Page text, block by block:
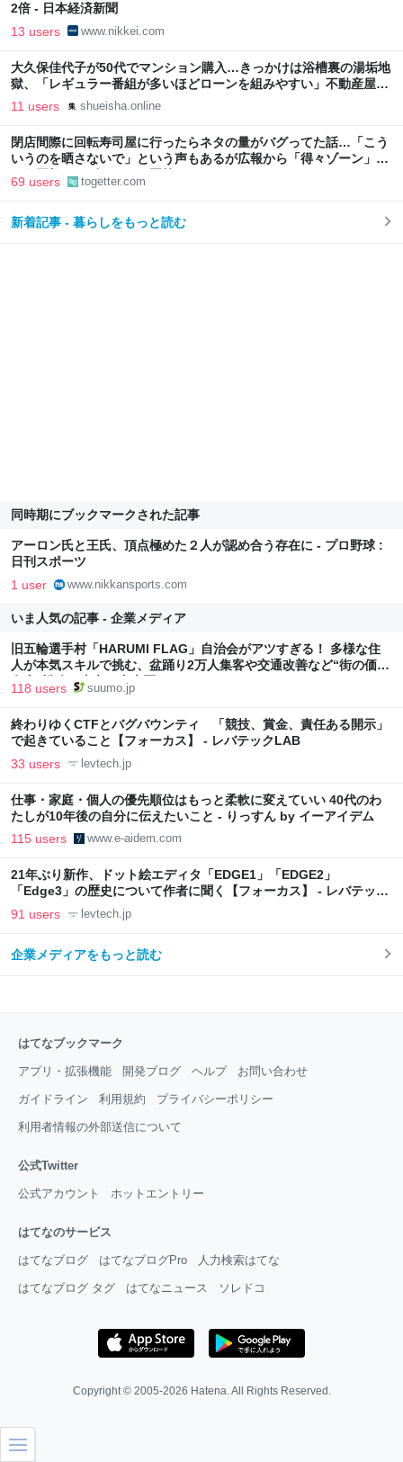
2倍 - 日本経済新聞
13 users www.nikkei.com
大久保佳代子が50代でマンション購入…きっかけは浴槽裏の湯垢地
獄、「レギュラー番組が多いほどローンを組みやすい」不動産屋に
言われた“芸能人ならではの事情” | 集英社オンライン
11 users shueisha.online
閉店間際に回転寿司屋に行ったらネタの量がバグってた話…「こう
いうのを晒さないで」という声もあるが広報から「得々ゾーン」と
いう正規サービスだとの回答も
69 users togetter.com
新着記事 - 暮らしをもっと読む
同時期にブックマークされた記事
アーロン氏と王氏、頂点極めた２人が認め合う存在に - プロ野球 :
日刊スポーツ
1 user www.nikkansports.com
いま人気の記事 - 企業メディア
旧五輪選手村「HARUMI FLAG」自治会がアツすぎる！ 多様な住
人が本気スキルで挑む、盆踊り2万人集客や交通改善など“街の価値
向上”戦略 東京・中央区
118 users suumo.jp
終わりゆくCTFとバグバウンティ 「競技、賞金、責任ある開示」
で起きていること【フォーカス】 - レバテックLAB
33 users levtech.jp
仕事・家庭・個人の優先順位はもっと柔軟に変えていい 40代のわ
たしが10年後の自分に伝えたいこと - りっすん by イーアイデム
115 users www.e-aidem.com
21年ぶり新作、ドット絵エディタ「EDGE1」「EDGE2」
「Edge3」の歴史について作者に聞く【フォーカス】 - レバテック
LAB
91 users levtech.jp
企業メディアをもっと読む
はてなブックマーク
アプリ・拡張機能 開発ブログ ヘルプ お問い合わせ
ガイドライン 利用規約 プライバシーポリシー
利用者情報の外部送信について
公式Twitter
公式アカウント ホットエントリー
はてなのサービス
はてなブログ はてなブログPro 人力検索はてな
はてなブログ タグ はてなニュース ソレドコ
Copyright © 2005-2026 Hatena. All Rights Reserved.